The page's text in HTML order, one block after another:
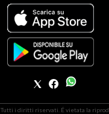
Tutti i diritti riservati. É vietata la